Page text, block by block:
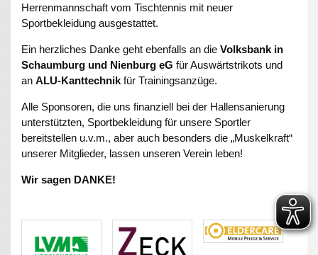
Herrenmannschaft vom Tischtennis mit neuer
Sportbekleidung ausgestattet.
Ein herzliches Danke geht ebenfalls an dieVolksbank in
Schaumburg und Nienburg eG für Auswärtstrikots und
anALU-Kanttechnik für Trainingsanzüge.
Alle Sponsoren, die uns finanziell bei der Hallensanierung
unterstützten, Sportbekleidung für unsere Sportler
bereitstellen u.v.m., aber auch besonders die „Muskelkraft“
unserer Mitglieder, lassen unseren Verein leben!
Wir sagen DANKE!